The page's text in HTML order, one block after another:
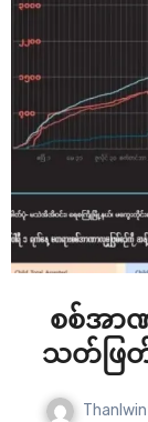
စစ်အာ
သတ်ဖြ